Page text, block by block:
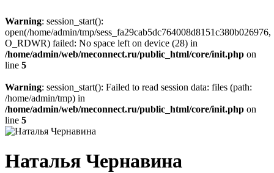
Warning: session_start():
open(/home/admin/tmp/sess_fa29cab5dc764008d8151c380b026976,
O_RDWR) failed: No space left on device (28) in
/home/admin/web/meconnect.ru/public_html/core/init.php on
line 5
Warning: session_start(): Failed to read session data: files (path:
/home/admin/tmp) in
/home/admin/web/meconnect.ru/public_html/core/init.php on
line 5
Наталья Чернавина